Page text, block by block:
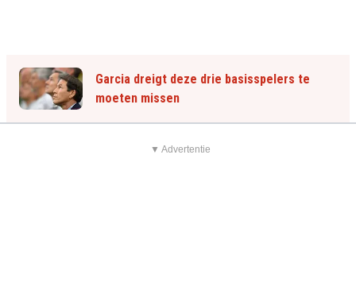
Garcia dreigt deze drie basisspelers te
moeten missen
▼ Advertentie